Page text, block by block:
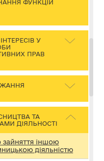
ФУНКЦІЙ
У
ПРАВ
ТА
ДІЯЛЬНОСТІ
іншою
діяльністю